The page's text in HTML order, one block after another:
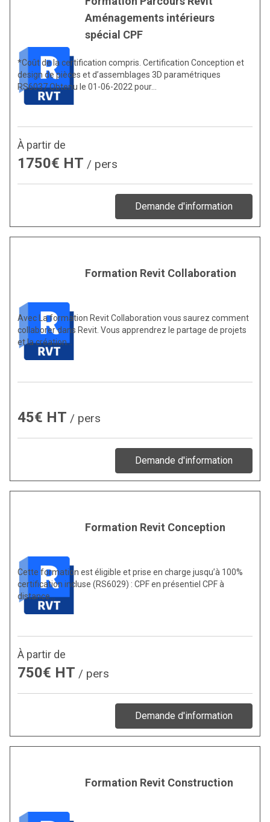
Aménagements intérieurs
spécial CPF
*Coût de la certification compris. Certification Conception et
design de pièces et d’assemblages 3D paramétriques
RS6037 Obtenu le 01-06-2022 pour…
À partir de
1750€ HT / pers
Demande d'information
Formation Revit Collaboration
Avec La formation Revit Collaboration vous saurez comment
collaborer dans Revit. Vous apprendrez le partage de projets
et la création…
45€ HT / pers
Demande d'information
Formation Revit Conception
Cette formation est éligible et prise en charge jusqu’à 100%
certification incluse (RS6029) : CPF en présentiel CPF à
distance…
À partir de
750€ HT / pers
Demande d'information
Formation Revit Construction